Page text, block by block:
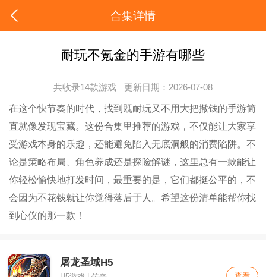
合集详情
耐玩不氪金的手游有哪些
共收录14款游戏 更新日期：2026-07-08
在这个快节奏的时代，找到既耐玩又不用大把撒钱的手游简
直就像发现宝藏。这份合集里推荐的游戏，不仅能让大家享
受游戏本身的乐趣，还能避免陷入无底洞般的消费陷阱。不
论是策略布局、角色养成还是探险解谜，这里总有一款能让
你轻松愉快地打发时间，最重要的是，它们都挺公平的，不
会因为不花钱就让你觉得落后于人。希望这份清单能帮你找
到心仪的那一款！
屠龙圣域H5